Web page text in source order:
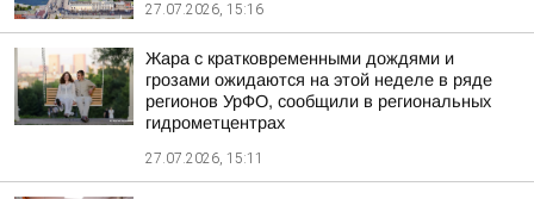
27.07.2026, 15:16
Жара с кратковременными дождями и
грозами ожидаются на этой неделе в ряде
регионов УрФО, сообщили в региональных
гидрометцентрах
27.07.2026, 15:11